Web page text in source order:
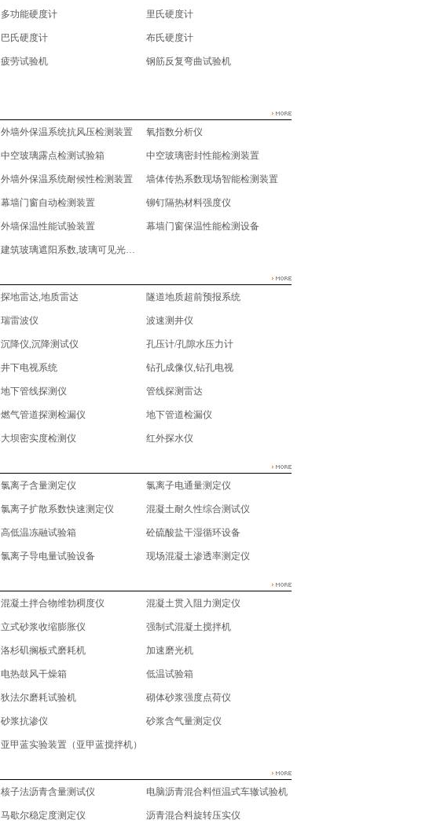
多功能硬度计 里氏硬度计
巴氏硬度计 布氏硬度计
疲劳试验机 钢筋反复弯曲试验机
外墙外保温系统抗风压检测装置 氧指数分析仪
中空玻璃露点检测试验箱 中空玻璃密封性能检测装置
外墙外保温系统耐候性检测装置 墙体传热系数现场智能检测装置
幕墙门窗自动检测装置 铆钉隔热材料强度仪
外墙保温性能试验装置 幕墙门窗保温性能检测设备
建筑玻璃遮阳系数,玻璃可见光透射比,涂料太阳反射比,吸收比,半球辐射率
探地雷达,地质雷达 隧道地质超前预报系统
瑞雷波仪 波速测井仪
沉降仪,沉降测试仪 孔压计/孔隙水压力计
井下电视系统 钻孔成像仪,钻孔电视
地下管线探测仪 管线探测雷达
燃气管道探测检漏仪 地下管道检漏仪
大坝密实度检测仪 红外探水仪
氯离子含量测定仪 氯离子电通量测定仪
氯离子扩散系数快速测定仪 混凝土耐久性综合测试仪
高低温冻融试验箱 砼硫酸盐干湿循环设备
氯离子导电量试验设备 现场混凝土渗透率测定仪
混凝土拌合物维勃稠度仪 混凝土贯入阻力测定仪
立式砂浆收缩膨胀仪 强制式混凝土搅拌机
洛杉矶搁板式磨耗机 加速磨光机
电热鼓风干燥箱 低温试验箱
狄法尔磨耗试验机 砌体砂浆强度点荷仪
砂浆抗渗仪 砂浆含气量测定仪
亚甲蓝实验装置（亚甲蓝搅拌机）
核子法沥青含量测试仪 电脑沥青混合料恒温式车辙试验机
马歇尔稳定度测定仪 沥青混合料旋转压实仪